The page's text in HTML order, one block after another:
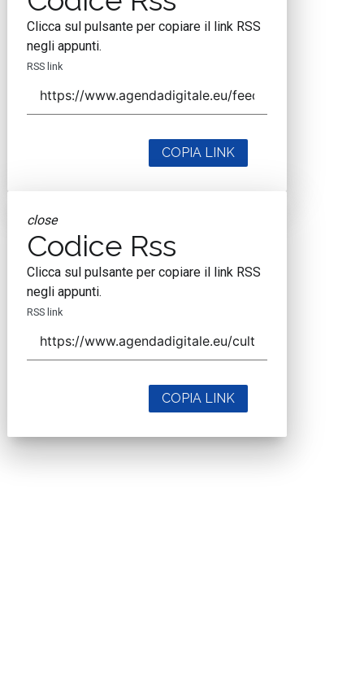
Clicca sul pulsante per copiare il link RSS
negli appunti.
RSS link
COPIA LINK
close
Codice Rss
Clicca sul pulsante per copiare il link RSS
negli appunti.
RSS link
COPIA LINK